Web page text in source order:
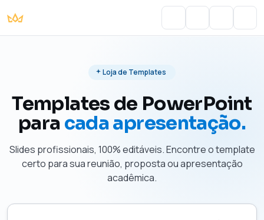
Loja de Templates
Templates de PowerPoint
para cada apresentação.
Slides profissionais, 100% editáveis. Encontre o template
certo para sua reunião, proposta ou apresentação
acadêmica.